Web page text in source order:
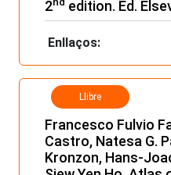
2
edition. Ed.
Enllaços:
Llibre
Francesco Fulvio
Castro, Natesa G.
Kronzon, Hans-